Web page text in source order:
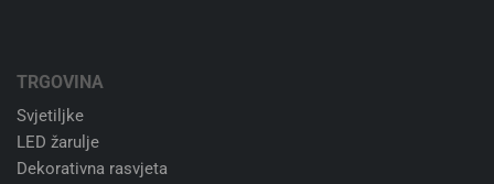
TRGOVINA
Svjetiljke
LED žarulje
Dekorativna rasvjeta